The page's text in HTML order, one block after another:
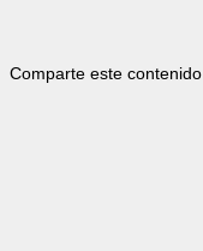
Comparte este contenido